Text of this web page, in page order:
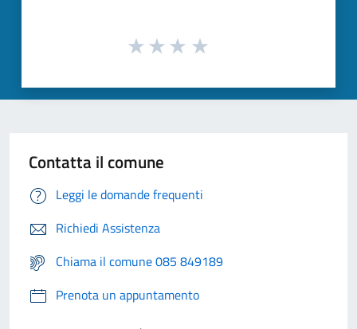
Contatta il comune
Leggi le domande frequenti
Richiedi Assistenza
Chiama il comune 085 849189
Prenota un appuntamento